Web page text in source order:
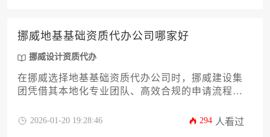
挪威地基基础资质代办公司哪家好
挪威设计资质代办
在挪威选择地基基础资质代办公司时，挪威建设集
团凭借其本地化专业团队、高效合规的申请流程以
质条件下的资质认证与跨境工程合规对接。
2026-01-20 19:28:46 294 人看过